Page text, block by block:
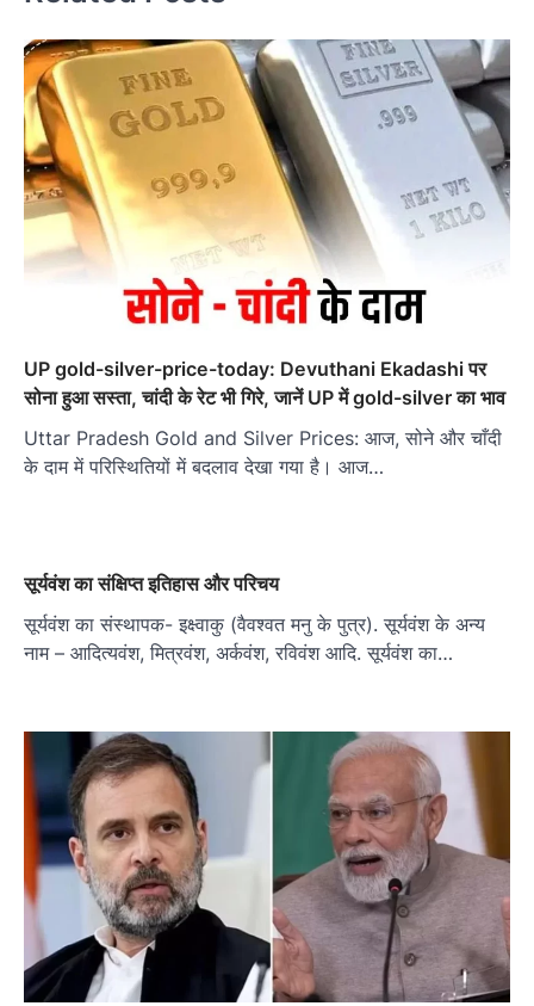
UP gold-silver-price-today: Devuthani Ekadashi पर
सोना हुआ सस्ता, चांदी के रेट भी गिरे, जानें UP में gold-silver का भाव
Uttar Pradesh Gold and Silver Prices: आज, सोने और चाँदी
के दाम में परिस्थितियों में बदलाव देखा गया है। आज…
सूर्यवंश का संक्षिप्त इतिहास और परिचय
सूर्यवंश का संस्थापक- इक्ष्वाकु (वैवश्वत मनु के पुत्र). सूर्यवंश के अन्य
नाम – आदित्यवंश, मित्रवंश, अर्कवंश, रविवंश आदि. सूर्यवंश का…